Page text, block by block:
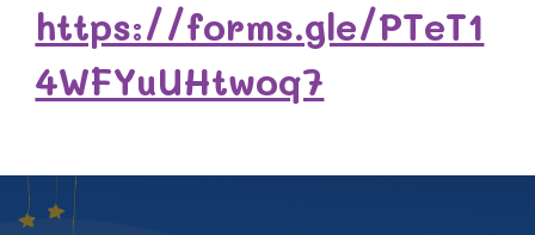
https://forms.gle/PTeT1
4WFYuUHtwoq7